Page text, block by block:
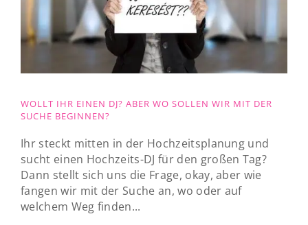
WOLLT IHR EINEN DJ? ABER WO SOLLEN WIR MIT DER
SUCHE BEGINNEN?
Ihr steckt mitten in der Hochzeitsplanung und
sucht einen Hochzeits-DJ für den großen Tag?
Dann stellt sich uns die Frage, okay, aber wie
fangen wir mit der Suche an, wo oder auf
welchem Weg finden...